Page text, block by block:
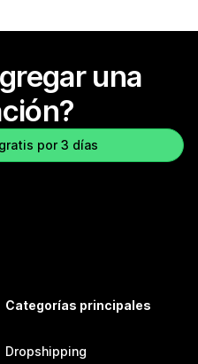
una
por 3 días
Categorías principales
Dropshipping